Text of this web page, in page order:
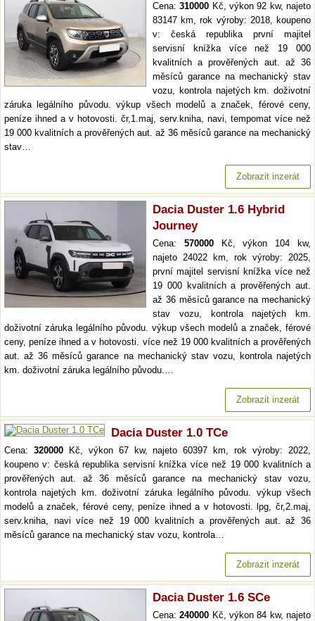
Cena:310000 Kč, výkon 92 kw, najeto
83147 km, rok výroby: 2018, koupeno
v: česká republika první majitel
servisní knížka více než 19 000
kvalitních a prověřených aut. až 36
měsíců garance na mechanický stav
vozu, kontrola najetých km. doživotní
záruka legálního původu. výkup všech modelů a značek, férové ceny,
peníze ihned a v hotovosti. čr,1.maj, serv.kniha, navi, tempomat více než
19 000 kvalitních a prověřených aut. až 36 měsíců garance na mechanický
stav…
Zobrazit inzerát
Dacia Duster 1.6 Hybrid
Journey
Cena: 570000Kč, výkon 104 kw,
najeto 24022 km, rok výroby: 2025,
první majitel servisní knížka více než
19 000 kvalitních a prověřených aut.
až 36 měsíců garance na mechanický
stav vozu, kontrola najetých km.
doživotní záruka legálního původu. výkup všech modelů a značek, férové
ceny, peníze ihned a v hotovosti. více než 19 000 kvalitních a prověřených
aut. až 36 měsíců garance na mechanický stav vozu, kontrola najetých
km. doživotní záruka legálního původu.…
Zobrazit inzerát
Dacia Duster 1.0 TCe
Cena: 320000Kč, výkon 67 kw, najeto 60397 km, rok výroby: 2022,
koupeno v: česká republika servisní knížka více než 19 000 kvalitních a
prověřených aut. až 36 měsíců garance na mechanický stav vozu,
kontrola najetých km. doživotní záruka legálního původu. výkup všech
modelů a značek, férové ceny, peníze ihned a v hotovosti. lpg, čr,2.maj,
serv.kniha, navi více než 19 000 kvalitních a prověřených aut. až 36
měsíců garance na mechanický stav vozu, kontrola…
Zobrazit inzerát
Dacia Duster 1.6 SCe
Cena:240000 Kč, výkon 84 kw, najeto